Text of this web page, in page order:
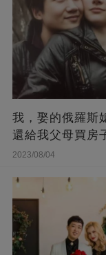
我，娶的俄羅斯
還給我父母買房
2023/08/04